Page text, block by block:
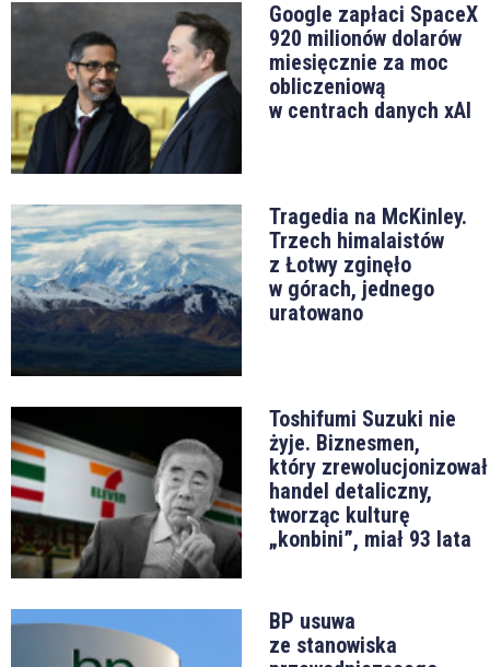
Google zapłaci SpaceX
920 milionów dolarów
miesięcznie za moc
obliczeniową
w centrach danych xAI
Tragedia na McKinley.
Trzech himalaistów
z Łotwy zginęło
w górach, jednego
uratowano
Toshifumi Suzuki nie
żyje. Biznesmen,
który zrewolucjonizował
handel detaliczny,
tworząc kulturę
„konbini”, miał 93 lata
BP usuwa
ze stanowiska